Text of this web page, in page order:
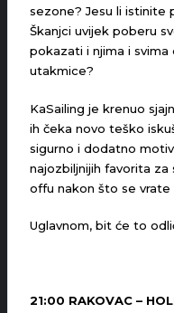
sezone? Jesu li istinite
Škanjci uvijek poberu
pokazati i njima i
utakmice?
KaSailing je krenuo
ih čeka novo teško
sigurno i dodatno
najozbiljnijih favorita
offu nakon što se vrate
Uglavnom, bit će to
21:00 RAKOVAC –